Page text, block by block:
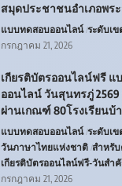
สมุดประชาชนอำเภอพร
แบบทดสอบออนไลน์ ระดับเ
กรกฎาคม 21, 2026
เกียรติบัตรออนไลน์ฟรี แ
ออนไลน์ วันสุนทรภู่
ผ่านเกณฑ์ 80โรงเรียนบ้
แบบทดสอบออนไลน์ ระดับเ
วันภาษาไทยแห่งชาติ สำหรั
เกียรติบัตรออนไลน์ฟรี-วันสำ
กรกฎาคม 21, 2026